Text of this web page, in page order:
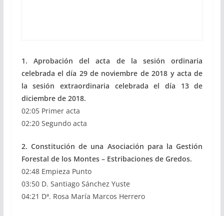
1. Aprobación del acta de la sesión ordinaria
celebrada el día 29 de noviembre de 2018 y acta de
la sesión extraordinaria celebrada el día 13 de
diciembre de 2018.
02:05 Primer acta
02:20 Segundo acta
2. Constitución de una Asociación para la Gestión
Forestal de los Montes – Estribaciones de Gredos.
02:48 Empieza Punto
03:50 D. Santiago Sánchez Yuste
04:21 Dª. Rosa María Marcos Herrero